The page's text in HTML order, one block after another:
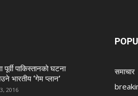
पूर्वी पाकिस्तानको घटना
भारतीय ‘गेम प्लान’
2016
समाचार